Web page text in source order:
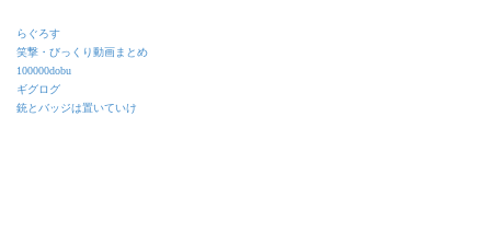
らぐろす
笑撃・びっくり動画まとめ
100000dobu
ギグログ
銃とバッジは置いていけ